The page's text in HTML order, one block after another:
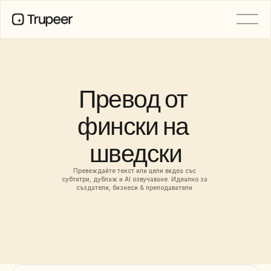
Превод от
фински на
шведски
Превеждайте текст или цели видеа със
субтитри, дублаж и AI озвучаване. Идеално за
създатели, бизнеси & преподаватели.